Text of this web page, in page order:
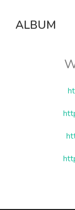
ALBUM